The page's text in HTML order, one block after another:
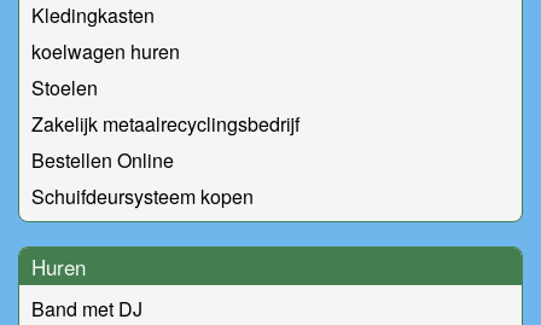
Kledingkasten
koelwagen huren
Stoelen
Zakelijk metaalrecyclingsbedrijf
Bestellen Online
Schuifdeursysteem kopen
Huren
Band met DJ